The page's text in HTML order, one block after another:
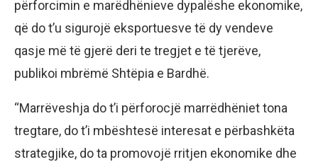
përforcimin e marëdhënieve dypalëshe ekonomike,
që do t’u sigurojë eksportuesve të dy vendeve
qasje më të gjerë deri te tregjet e të tjerëve,
publikoi mbrëmë Shtëpia e Bardhë.
“Marrëveshja do t’i përforocjë marrëdhëniet tona
tregtare, do t’i mbështesë interesat e përbashkëta
strategjike, do ta promovojë rritjen ekonomike dhe